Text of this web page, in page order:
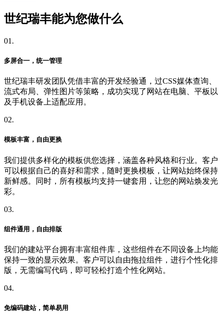
世纪瑞丰能为您做什么
01.
多屏合一，统一管理
世纪瑞丰研发团队凭借丰富的开发经验通，过CSS媒体查询、
流式布局、弹性图片等策略，成功实现了网站在电脑、平板以
及手机设备上适配应用。
02.
模板丰富，自由更换
我们提供多样化的模板供您选择，涵盖各种风格和行业。客户
可以根据自己的喜好和需求，随时更换模板，让网站始终保持
新鲜感。同时，所有模板均支持一键套用，让您的网站焕发光
彩。
03.
组件通用，自由排版
我们的建站平台拥有丰富组件库，这些组件在不同设备上均能
保持一致的显示效果。客户可以自由拖拉组件，进行个性化排
版，无需编写代码，即可轻松打造个性化网站。
04.
免编码建站，简单易用